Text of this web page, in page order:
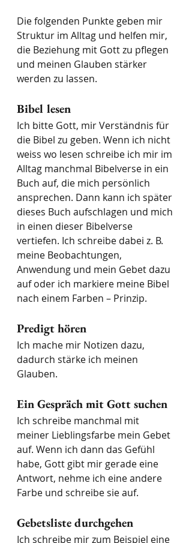
Die folgenden Punkte geben mir
Struktur im Alltag und helfen mir,
die Beziehung mit Gott zu pflegen
und meinen Glauben stärker
werden zu lassen.
Bibel lesen
Ich bitte Gott, mir Verständnis für
die Bibel zu geben. Wenn ich nicht
weiss wo lesen schreibe ich mir im
Alltag manchmal Bibelverse in ein
Buch auf, die mich persönlich
ansprechen. Dann kann ich später
dieses Buch aufschlagen und mich
in einen dieser Bibelverse
vertiefen. Ich schreibe dabei z. B.
meine Beobachtungen,
Anwendung und mein Gebet dazu
auf oder ich markiere meine Bibel
nach einem Farben – Prinzip.
Predigt hören
Ich mache mir Notizen dazu,
dadurch stärke ich meinen
Glauben.
Ein Gespräch mit Gott suchen
Ich schreibe manchmal mit
meiner Lieblingsfarbe mein Gebet
auf. Wenn ich dann das Gefühl
habe, Gott gibt mir gerade eine
Antwort, nehme ich eine andere
Farbe und schreibe sie auf.
Gebetsliste durchgehen
Ich schreibe mir zum Beispiel eine